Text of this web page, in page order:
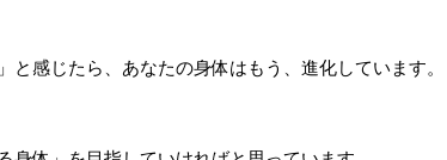
感じたら、あなたの身体はもう、進化しています。